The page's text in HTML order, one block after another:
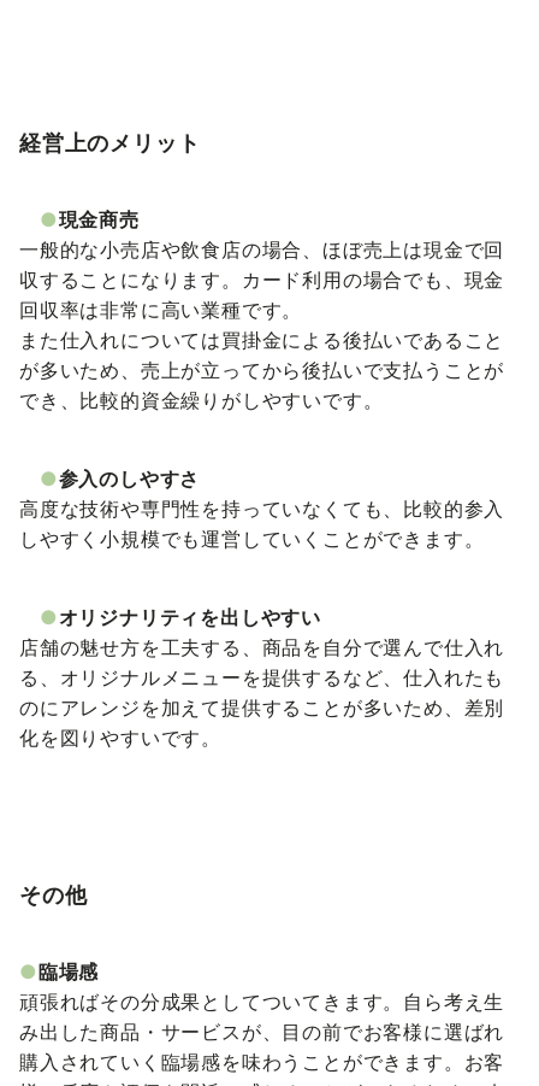
経営上のメリット
●現金商売
一般的な小売店や飲食店の場合、ほぼ売上は現金で回
収することになります。カード利用の場合でも、現金
回収率は非常に高い業種です。
また仕入れについては買掛金による後払いであること
が多いため、売上が立ってから後払いで支払うことが
でき、比較的資金繰りがしやすいです。
●参入のしやすさ
高度な技術や専門性を持っていなくても、比較的参入
しやすく小規模でも運営していくことができます。
● オリジナリティを出しやすい
店舗の魅せ方を工夫する、商品を自分で選んで仕入れ
る、オリジナルメニューを提供するなど、仕入れたも
のにアレンジを加えて提供することが多いため、差別
化を図りやすいです。
その他
●臨場感
頑張ればその分成果としてついてきます。自ら考え生
み出した商品・サービスが、目の前でお客様に選ばれ
購入されていく臨場感を味わうことができます。お客